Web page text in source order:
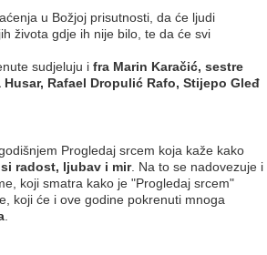
u Božjoj prisutnosti, da će ljudi
života gdje ih nije bilo, te da će svi
sudjeluju i fra Marin Karačić, sestre
Rafael Dropulić Rafo, Stijepo Gleđ
Progledaj srcem koja kaže kako
radost, ljubav i mir. Na to se nadovezuje i
koji smatra kako je "Progledaj srcem"
koji će i ove godine pokrenuti mnoga